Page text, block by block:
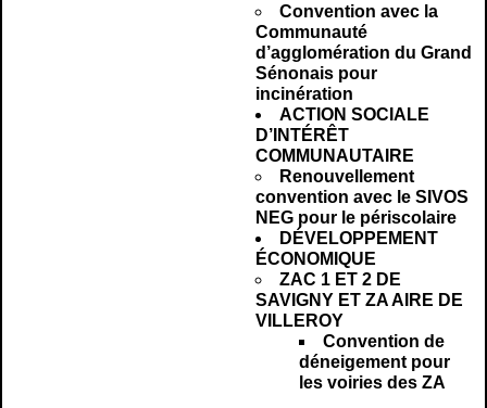
Convention avec la
Communauté
d’agglomération du Grand
Sénonais pour
incinération
ACTION SOCIALE
D’INTÉRÊT
COMMUNAUTAIRE
Renouvellement
convention avec le SIVOS
NEG pour le périscolaire
DÉVELOPPEMENT
ÉCONOMIQUE
ZAC 1 ET 2 DE
SAVIGNY ET ZA AIRE DE
VILLEROY
Convention de
déneigement pour
les voiries des ZA